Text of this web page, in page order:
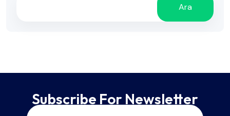
Ara
Subscribe For Newsletter